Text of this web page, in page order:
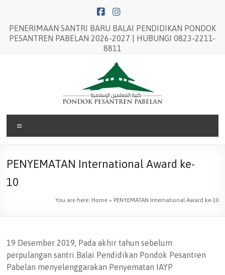
content
PENERIMAAN SANTRI BARU BALAI PENDIDIKAN PONDOK
PESANTREN PABELAN 2026-2027 | HUBUNGI 0823-2211-
8811
Balai
Pendidikan
Pondok
Pesantren
Pabelan
PENYEMATAN International Award ke-
10
You are here: Home» PENYEMATAN International Award ke-10
19 Desember 2019, Pada akhir tahun sebelum
perpulangan santri Balai Pendidikan Pondok Pesantren
Pabelan menyelenggarakan Penyematan IAYP